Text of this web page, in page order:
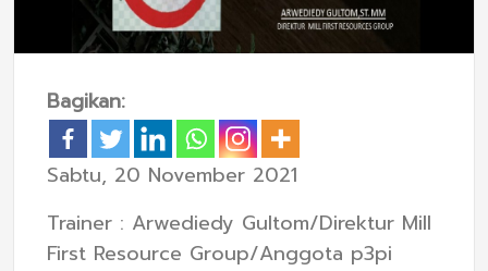
Bagikan:
Sabtu, 20 November 2021
Trainer : Arwediedy Gultom/Direktur Mill
First Resource Group/Anggota p3pi